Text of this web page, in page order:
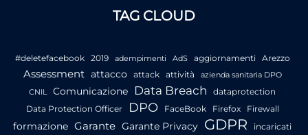
TAG CLOUD
#deletefacebook 2019 adempimenti AdS aggiornamenti Arezzo
Assessment attacco attack attività
azienda sanitaria DPO
CNIL
Comunicazione Data Breach
dataprotection
Data Protection Officer
DPO FaceBook Firefox Firewall
formazione Garante Garante Privacy GDPR incaricati